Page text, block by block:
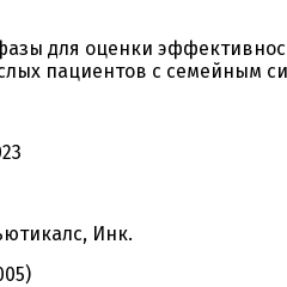
для оценки
пациентов c семейным
Инк.